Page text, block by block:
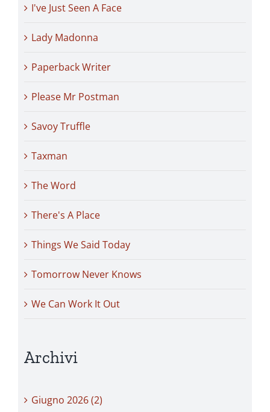
I've Just Seen A Face
Lady Madonna
Paperback Writer
Please Mr Postman
Savoy Truffle
Taxman
The Word
There's A Place
Things We Said Today
Tomorrow Never Knows
We Can Work It Out
Archivi
Giugno 2026 (2)